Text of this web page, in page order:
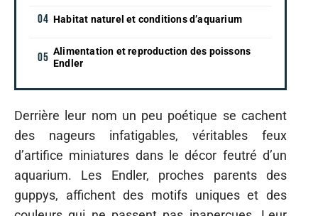
Habitat naturel et conditions d’aquarium
Alimentation et reproduction des poissons
Endler
Derrière leur nom un peu poétique se cachent
des nageurs infatigables, véritables feux
d’artifice miniatures dans le décor feutré d’un
aquarium. Les Endler, proches parents des
guppys, affichent des motifs uniques et des